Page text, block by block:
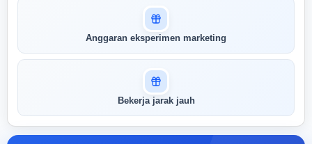
Anggaran eksperimen marketing
Bekerja jarak jauh